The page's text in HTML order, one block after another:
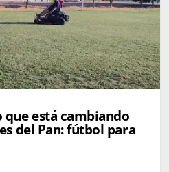
está cambiando
del Pan: fútbol para